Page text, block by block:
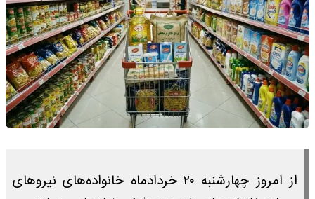
از امروز چهارشنبه ۲۰ خردادماه خانواده‌های نیروهای